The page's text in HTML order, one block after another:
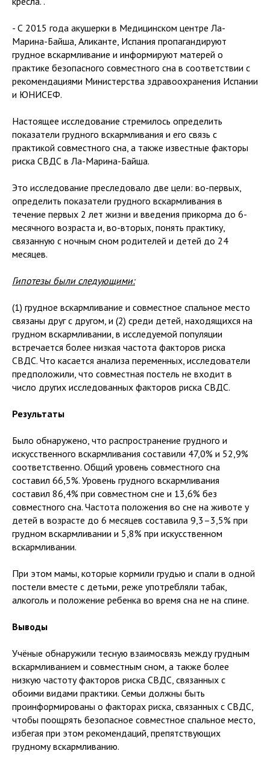
- С 2015 года акушерки в Медицинском центре Ла-
Марина-Байша, Аликанте, Испания пропагандируют
грудное вскармливание и информируют матерей о
практике безопасного совместного сна в соответствии с
рекомендациями Министерства здравоохранения Испании
и ЮНИСЕФ.
Настоящее исследование стремилось определить
показатели грудного вскармливания и его связь с
практикой совместного сна, а также известные факторы
риска СВДС в Ла-Марина-Байша.
Это исследование преследовало две цели: во-первых,
определить показатели грудного вскармливания в
течение первых 2 лет жизни и введения прикорма до 6-
месячного возраста и, во-вторых, понять практику,
связанную с ночным сном родителей и детей до 24
месяцев.
Гипотезы были следующими:
(1) грудное вскармливание и совместное спальное место
связаны друг с другом, и (2) среди детей, находящихся на
грудном вскармливании, в исследуемой популяции
встречается более низкая частота факторов риска
СВДС. Что касается анализа переменных, исследователи
предположили, что совместная постель не входит в
число других исследованных факторов риска СВДС.
Результаты
Было обнаружено, что распространение грудного и
искусственного вскармливания составили 47,0% и 52,9%
соответственно. Общий уровень совместного сна
составил 66,5%. Уровень грудного вскармливания
составил 86,4% при совместном сне и 13,6% без
совместного сна. Частота положения во сне на животе у
детей в возрасте до 6 месяцев составила 9,3–3,5% при
грудном вскармливании и 5,8% при искусственном
вскармливании.
При этом мамы, которые кормили грудью и спали в одной
постели вместе с детьми, реже употребляли табак,
алкоголь и положение ребенка во время сна не на спине.
Выводы
Учёные обнаружили тесную взаимосвязь между грудным
вскармливанием и совместным сном, а также более
низкую частоту факторов риска СВДС, связанных с
обоими видами практики. Семьи должны быть
проинформированы о факторах риска, связанных с СВДС,
чтобы поощрять безопасное совместное спальное место,
избегая при этом рекомендаций, препятствующих
грудному вскармливанию.